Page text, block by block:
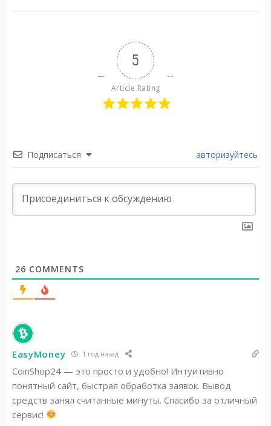
5
Article Rating
Подписаться авторизуйтесь
26 COMMENTS
EasyMoney 1 год назад
CoinShop24 — это просто и удобно! Интуитивно
понятный сайт, быстрая обработка заявок. Вывод
средств занял считанные минуты. Спасибо за отличный
сервис!